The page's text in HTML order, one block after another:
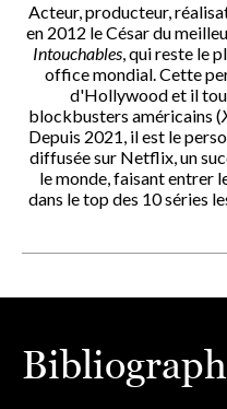
Acteur, producteur,
en 2012 le César du
Intouchables, qui reste le
office mondial. Cette
d'Hollywood et il
blockbusters américains (
Depuis 2021, il est le
diffusée sur Netflix, un
le monde, faisant entrer
dans le top des 10 séries